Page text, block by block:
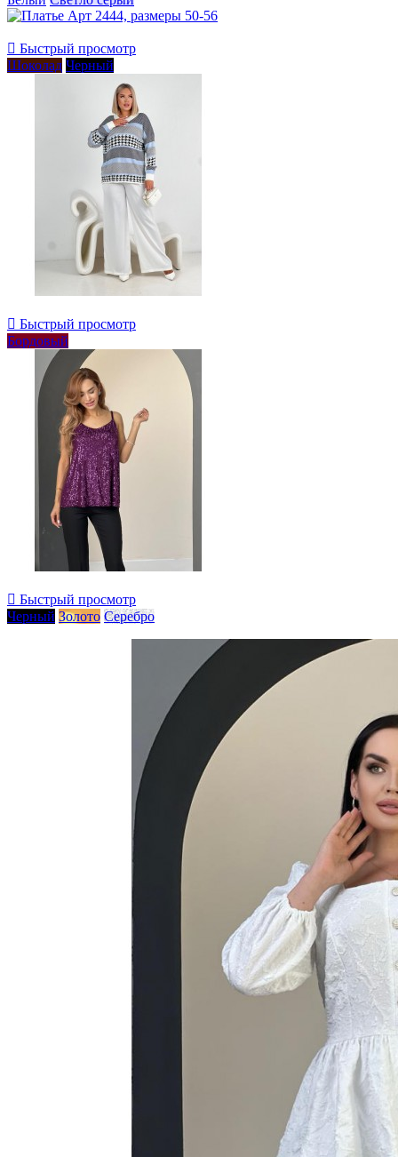
 Быстрый просмотр
Шоколад Черный
 Быстрый просмотр
Бордовый
 Быстрый просмотр
Черный Золото Серебро